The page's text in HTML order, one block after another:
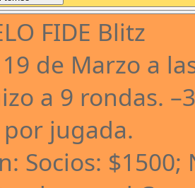
FIDE Blitz
de Marzo a
a 9 rondas.
jugada.
Socios: $1500;